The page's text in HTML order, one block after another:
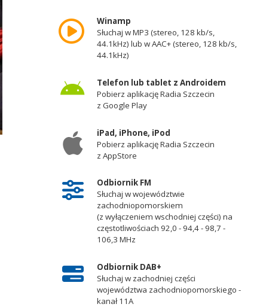
Winamp
Słuchaj w MP3 (stereo, 128 kb/s,
44.1kHz) lub w AAC+ (stereo, 128 kb/s,
44.1kHz)
Telefon lub tablet z Androidem
Pobierz aplikację Radia Szczecin
z Google Play
iPad, iPhone, iPod
Pobierz aplikację Radia Szczecin
z AppStore
Odbiornik FM
Słuchaj w województwie
zachodniopomorskiem
(z wyłączeniem wschodniej części) na
częstotliwościach 92,0 - 94,4 - 98,7 -
106,3 MHz
Odbiornik DAB+
Słuchaj w zachodniej części
województwa zachodniopomorskiego -
kanał 11A